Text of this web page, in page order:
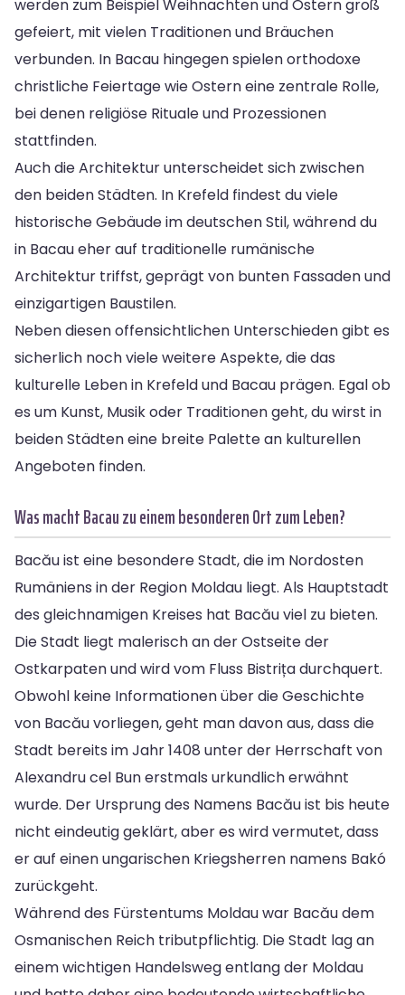
werden zum Beispiel Weihnachten und Ostern groß
gefeiert, mit vielen Traditionen und Bräuchen
verbunden. In Bacau hingegen spielen orthodoxe
christliche Feiertage wie Ostern eine zentrale Rolle,
bei denen religiöse Rituale und Prozessionen
stattfinden.
Auch die Architektur unterscheidet sich zwischen
den beiden Städten. In Krefeld findest du viele
historische Gebäude im deutschen Stil, während du
in Bacau eher auf traditionelle rumänische
Architektur triffst, geprägt von bunten Fassaden und
einzigartigen Baustilen.
Neben diesen offensichtlichen Unterschieden gibt es
sicherlich noch viele weitere Aspekte, die das
kulturelle Leben in Krefeld und Bacau prägen. Egal ob
es um Kunst, Musik oder Traditionen geht, du wirst in
beiden Städten eine breite Palette an kulturellen
Angeboten finden.
Was macht Bacau zu einem besonderen Ort zum Leben?
Bacău ist eine besondere Stadt, die im Nordosten
Rumäniens in der Region Moldau liegt. Als Hauptstadt
des gleichnamigen Kreises hat Bacău viel zu bieten.
Die Stadt liegt malerisch an der Ostseite der
Ostkarpaten und wird vom Fluss Bistrița durchquert.
Obwohl keine Informationen über die Geschichte
von Bacău vorliegen, geht man davon aus, dass die
Stadt bereits im Jahr 1408 unter der Herrschaft von
Alexandru cel Bun erstmals urkundlich erwähnt
wurde. Der Ursprung des Namens Bacău ist bis heute
nicht eindeutig geklärt, aber es wird vermutet, dass
er auf einen ungarischen Kriegsherren namens Bakó
zurückgeht.
Während des Fürstentums Moldau war Bacău dem
Osmanischen Reich tributpflichtig. Die Stadt lag an
einem wichtigen Handelsweg entlang der Moldau